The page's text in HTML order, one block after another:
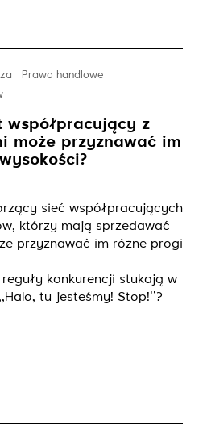
Prawo handlowe
współpracujący z
może przyznawać im
sieć współpracujących
którzy mają sprzedawać
przyznawać im różne progi
konkurencji stukają w
tu jesteśmy! Stop!’’?